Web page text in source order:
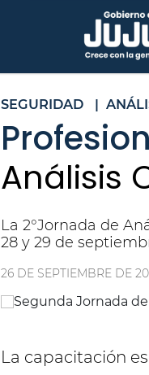
SEGURIDAD |
Análisis
La 2°Jornada de
28 y 29 de
26 DE SEPTIEMBRE DE
La capacitación